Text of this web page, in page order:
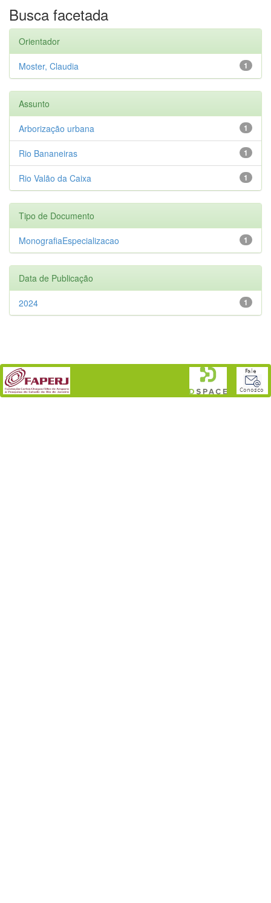
Busca facetada
Orientador
1
Moster, Claudia
Assunto
1
Arborização urbana
1
Rio Bananeiras
1
Rio Valão da Caixa
Tipo de Documento
1
MonografiaEspecializacao
Data de Publicação
1
2024